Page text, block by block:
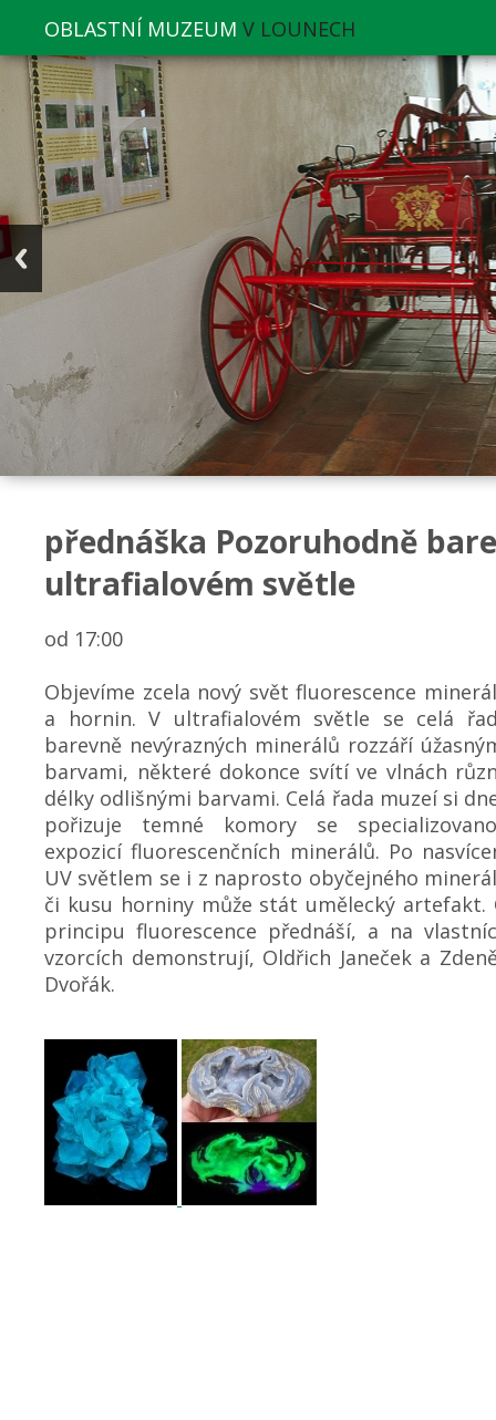
OBLASTNÍ MUZEUM V LOUNECH
přednáška Pozoruhodně
ultrafialovém světle
od 17:00
Objevíme zcela nový svět fluorescence
a hornin. V ultrafialovém světle se celá
barevně nevýrazných minerálů rozzáří
barvami, některé dokonce svítí ve vlnách
délky odlišnými barvami. Celá řada muzeí si
pořizuje temné komory se
expozicí fluorescenčních minerálů. Po
UV světlem se i z naprosto obyčejného
či kusu horniny může stát umělecký artefakt.
principu fluorescence přednáší, a na
vzorcích demonstrují, Oldřich Janeček a
Dvořák.